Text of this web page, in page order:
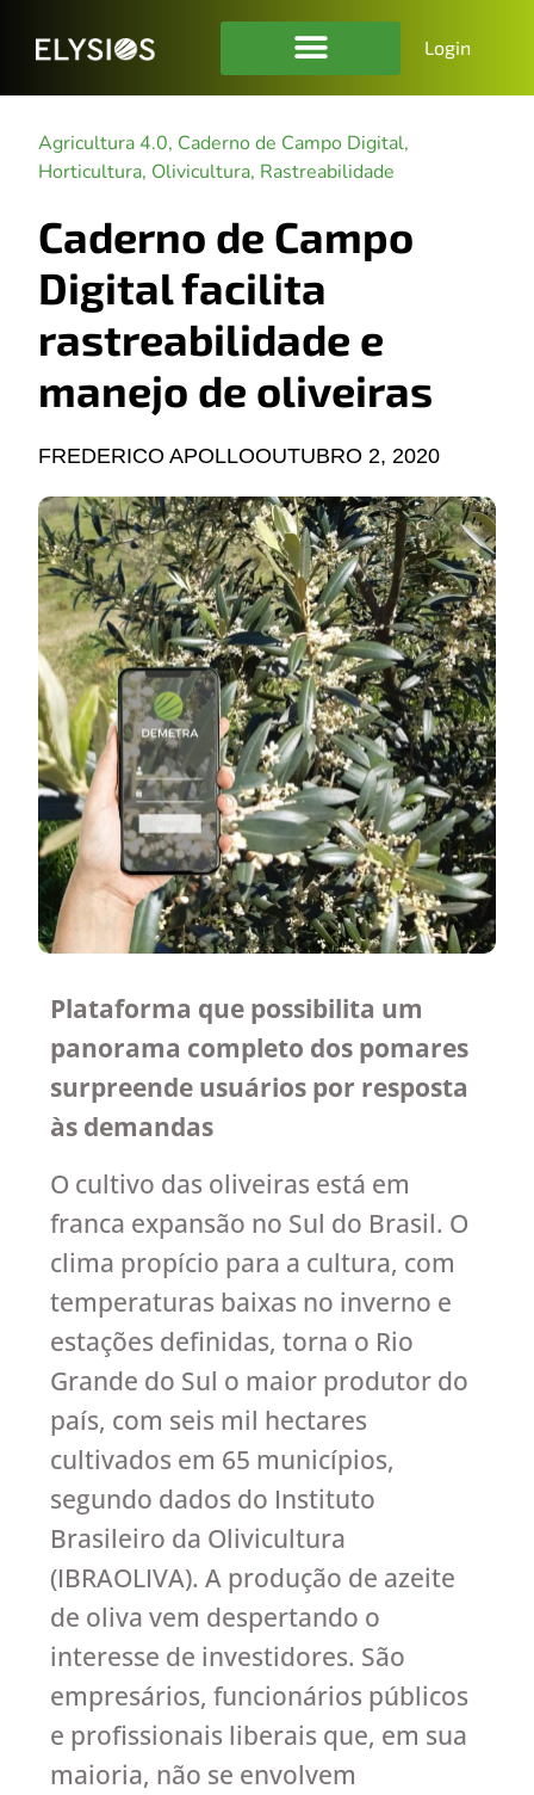
Login
Agricultura 4.0, Caderno de Campo Digital,
Horticultura, Olivicultura, Rastreabilidade
Caderno de Campo
Digital facilita
rastreabilidade e
manejo de oliveiras
FREDERICO APOLLOOUTUBRO 2, 2020
Plataforma que possibilita um
panorama completo dos pomares
surpreende usuários por resposta
às demandas
O cultivo das oliveiras está em
franca expansão no Sul do Brasil. O
clima propício para a cultura, com
temperaturas baixas no inverno e
estações definidas, torna o Rio
Grande do Sul o maior produtor do
país, com seis mil hectares
cultivados em 65 municípios,
segundo dados do Instituto
Brasileiro da Olivicultura
(IBRAOLIVA). A produção de azeite
de oliva vem despertando o
interesse de investidores. São
empresários, funcionários públicos
e profissionais liberais que, em sua
maioria, não se envolvem